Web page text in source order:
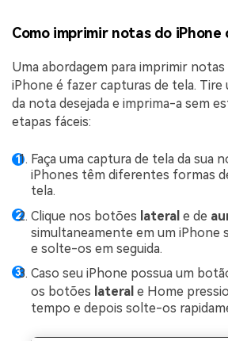
Como imprimir notas do iPhone
Uma abordagem para imprimir
iPhone é fazer capturas de tela. Tire
da nota desejada e imprima-a sem
etapas fáceis:
Faça uma captura de tela da sua
iPhones têm diferentes formas
tela.
Clique nos botões lateral e de
simultaneamente em um iPhone
e solte-os em seguida.
Caso seu iPhone possua um
os botões lateral e Home
tempo e depois solte-os